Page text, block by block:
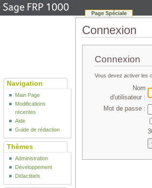
Connexion
Connexion
Vous devez activer les
Nom
d'utilisateur :
Mot de passe :
Page Spéciale
Navigation
Main Page
Modifications
récentes
Aide
Guide de rédaction
Thèmes
Administration
Développement
Didactitiels